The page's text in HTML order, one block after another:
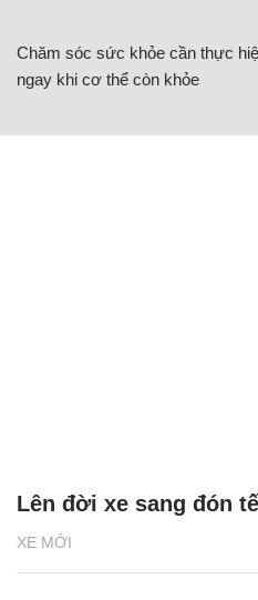
Chăm sóc sức khỏe cần thực
ngay khi cơ thể còn khỏe
XE MỚI
Lên đời xe sang đón